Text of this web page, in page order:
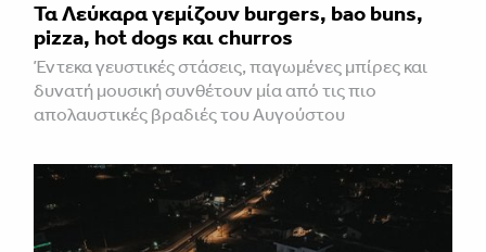
Τα Λεύκαρα γεμίζουν burgers, bao buns,
pizza, hot dogs και churros
Έντεκα γευστικές στάσεις, παγωμένες μπίρες και
δυνατή μουσική συνθέτουν μία από τις πιο
απολαυστικές βραδιές του Αυγούστου